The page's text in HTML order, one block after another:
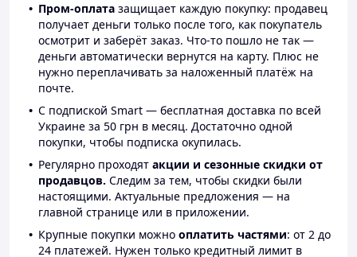
Пром-оплата защищает каждую покупку: продавец
получает деньги только после того, как покупатель
осмотрит и заберёт заказ. Что-то пошло не так —
деньги автоматически вернутся на карту. Плюс не
нужно переплачивать за наложенный платёж на
почте.
С подпиской Smart — бесплатная доставка по всей
Украине за 50 грн в месяц. Достаточно одной
покупки, чтобы подписка окупилась.
Регулярно проходят акции и сезонные скидки от
продавцов. Следим за тем, чтобы скидки были
настоящими. Актуальные предложения — на
главной странице или в приложении.
Крупные покупки можно оплатить частями: от 2 до
24 платежей. Нужен только кредитный лимит в